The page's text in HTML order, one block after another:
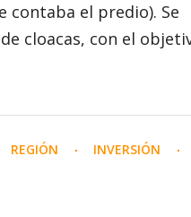
contaba el predio). Se
cloacas, con el
REGIÓN INVERSIÓN